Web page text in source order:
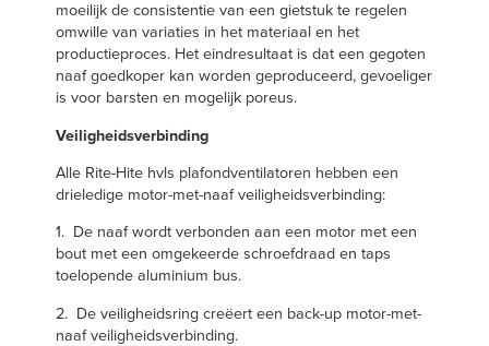
moeilijk de consistentie van een gietstuk te regelen
omwille van variaties in het materiaal en het
productieproces. Het eindresultaat is dat een gegoten
naaf goedkoper kan worden geproduceerd, gevoeliger
is voor barsten en mogelijk poreus.
Veiligheidsverbinding
Alle Rite-Hite hvls plafondventilatoren hebben een
drieledige motor-met-naaf veiligheidsverbinding:
1. De naaf wordt verbonden aan een motor met een
bout met een omgekeerde schroefdraad en taps
toelopende aluminium bus.
2. De veiligheidsring creëert een back-up motor-met-
naaf veiligheidsverbinding.